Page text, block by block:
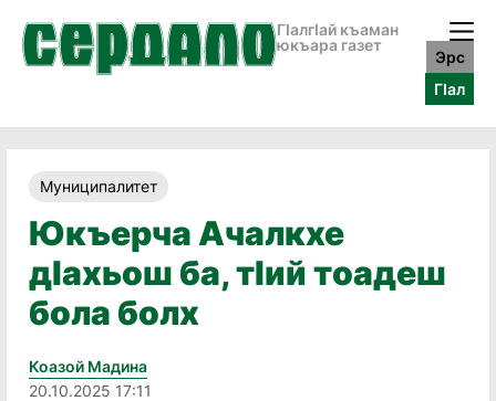
ГӀалгӀай къаман
юкъара газет
Эрс
ГӀал
Муниципалитет
Юкъерча Ачалкхе
дӏахьош ба, тӏий тоадеш
бола болх
Коазой Мадина
20.10.2025 17:11